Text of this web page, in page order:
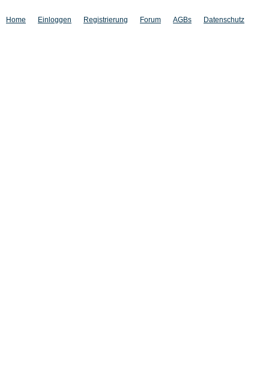
Home Einloggen Registrierung Forum AGBs Datenschutz